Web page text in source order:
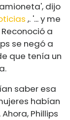
dijo
,. '... y me
Reconoció a
se negó a
que tenía un
saber esa
habían
Phillips